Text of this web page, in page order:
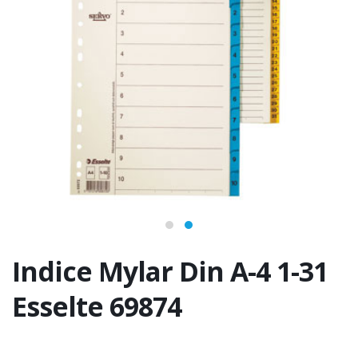
Indice Mylar Din A-4 1-31
Esselte 69874